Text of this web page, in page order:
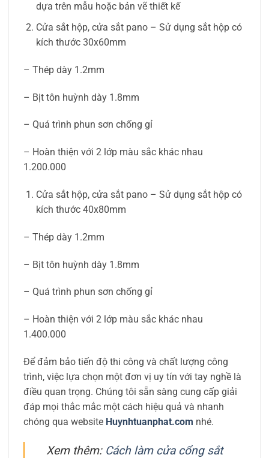
dựa trên mẫu hoặc bản vẽ thiết kế
Cửa sắt hộp, cửa sắt pano – Sử dụng sắt hộp có
kích thước 30x60mm
– Thép dày 1.2mm
– Bịt tôn huỳnh dày 1.8mm
– Quá trình phun sơn chống gỉ
– Hoàn thiện với 2 lớp màu sắc khác nhau
1.200.000
Cửa sắt hộp, cửa sắt pano – Sử dụng sắt hộp có
kích thước 40x80mm
– Thép dày 1.2mm
– Bịt tôn huỳnh dày 1.8mm
– Quá trình phun sơn chống gỉ
– Hoàn thiện với 2 lớp màu sắc khác nhau
1.400.000
Để đảm bảo tiến độ thi công và chất lượng công
trình, việc lựa chọn một đơn vị uy tín với tay nghề là
điều quan trọng. Chúng tôi sẵn sàng cung cấp giải
đáp mọi thắc mắc một cách hiệu quả và nhanh
chóng qua website Huynhtuanphat.com nhé.
Xem thêm: Cách làm cửa cổng sắt